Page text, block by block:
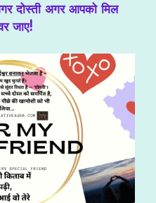
दोस्ती अगर आपको मिल
जाए!